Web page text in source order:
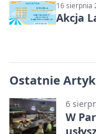
16 sierpnia
Akcja
Ostatnie
6
W